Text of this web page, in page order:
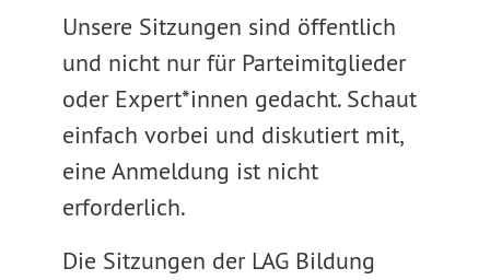
Unsere Sitzungen sind öffentlich
und nicht nur für Parteimitglieder
oder Expert*innen gedacht. Schaut
einfach vorbei und diskutiert mit,
eine Anmeldung ist nicht
erforderlich.
Die Sitzungen der LAG Bildung